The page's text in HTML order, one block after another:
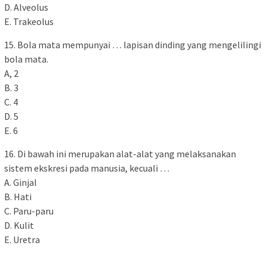
D. Alveolus
E. Trakeolus
15. Bola mata mempunyai … lapisan dinding yang mengelilingi
bola mata.
A, 2
B. 3
C. 4
D. 5
E. 6
16. Di bawah ini merupakan alat-alat yang melaksanakan
sistem ekskresi pada manusia, kecuali …
A. Ginjal
B. Hati
C. Paru-paru
D. Kulit
E. Uretra